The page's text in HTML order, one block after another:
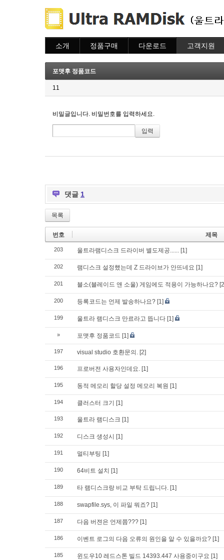
소개 정품구매
주문조회
이용안내
다운로드 고객지원
질문하기
포맷후 정품코드
11
비밀글입니다. 비밀번호를 입력하세요.
댓글 1
목록
번호 제목
203 울트라램디스크 드라이버 별도제공...... [1]
202 램디스크 설정했는데 Z 드라이브가 안뜨네요 [1]
201 블소(블레이드 앤 소울) 게임에도 적용이 가능하나요?
200 등록코드는 언제 발송하나요? [1]
199 울트라 램디스크 만료라고 뜹니다 [1]
» 포맷후 정품코드 [1]
197 visual studio 호환문의. [2]
196 프로버전 사용자인데요. [1]
195 동적 메모리 할당 설정 메모리 복원 [1]
194 클러스터 크기 [1]
193 울트라 램디스크 [1]
192 디스크 생성시 [1]
191 멀티부팅 [1]
190 64비트 설치 [1]
189 타 램디스크랑 비교 부탁 드립니다. [1]
188 swapfile.sys, 이 파일 뭐죠? [1]
187 다음 버젼은 언제쯤??? [1]
186 이벤트 로그의 다음 오류의 원인을 알 수 있을까요? [1]
185 윈도우10 레드스톤 빌드 14393.447 사용중이구요 [1]